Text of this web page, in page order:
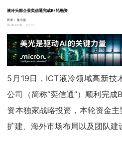
液冷头部企业奕信通完成B+轮融资
作者：集小微
05-20 15:36
2.8w
5月19日，ICT液冷领域高新技
公司（简称“奕信通”）顺利完
资本独家战略投资，本轮资金
扩建、海外市场布局以及团队建